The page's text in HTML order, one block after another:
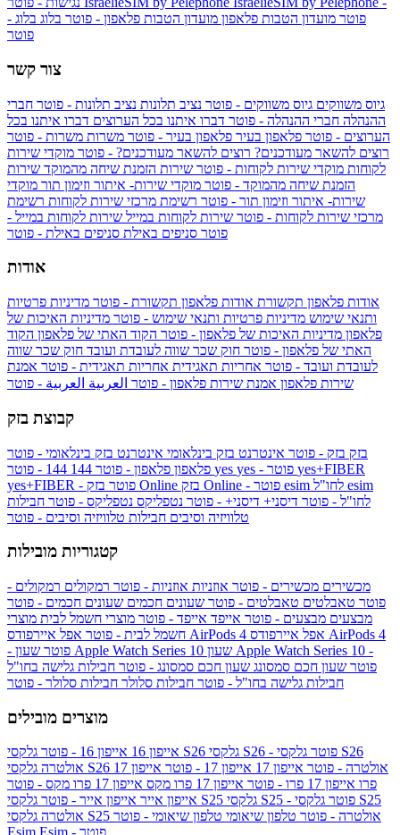
פוטר מועדון הטבות פלאפון מועדון הטבות פלאפון - פוטר בלוג בלוג -
פוטר
צור קשר
גיוס משווקים גיוס משווקים - פוטר נציב תלונות נציב תלונות - פוטר חברי
ההנהלה חברי ההנהלה - פוטר דברו איתנו בכל הערוצים דברו איתנו בכל
הערוצים - פוטר פלאפון בעיר פלאפון בעיר - פוטר משרות משרות - פוטר
רוצים להשאר מעודכנים? רוצים להשאר מעודכנים? - פוטר מוקדי שירות
לקוחות מוקדי שירות לקוחות - פוטר שירות הזמנת שיחה מהמוקד שירות
הזמנת שיחה מהמוקד - פוטר מוקדי שירות- איתור וזימון תור מוקדי
שירות- איתור וזימון תור - פוטר רשימת מרכזי שירות לקוחות רשימת
מרכזי שירות לקוחות - פוטר שירות לקוחות במייל שירות לקוחות במייל -
פוטר סניפים באילת סניפים באילת - פוטר
אודות
אודות פלאפון תקשורת אודות פלאפון תקשורת - פוטר מדיניות פרטיות
ותנאי שימוש מדיניות פרטיות ותנאי שימוש - פוטר מדיניות האיכות של
פלאפון מדיניות האיכות של פלאפון - פוטר הקוד האתי של פלאפון הקוד
האתי של פלאפון - פוטר חוק שכר שווה לעובדת ועובד חוק שכר שווה
לעובדת ועובד - פוטר אחריות תאגידית אחריות תאגידית - פוטר אמנת
שירות פלאפון אמנת שירות פלאפון - פוטר العربية العربية - פוטר
קבוצת בזק
בזק בזק - פוטר אינטרנט בזק בינלאומי אינטרנט בזק בינלאומי - פוטר
פלאפון פלאפון - פוטר 144 yes
yes+FIBER
yes+FIBER - פוטר בזק Online
esim
לחו"ל - פוטר דיסני+ דיסני+ - פוטר נטפליקס נטפליקס - פוטר חבילות
טלוויזיה וסיבים חבילות טלוויזיה וסיבים - פוטר
קטגוריות מובילות
מכשירים מכשירים - פוטר אוזניות אוזניות - פוטר רמקולים רמקולים -
פוטר טאבלטים טאבלטים - פוטר שעונים חכמים שעונים חכמים - פוטר
מבצעים מבצעים - פוטר אייפד אייפד - פוטר מוצרי חשמל לבית מוצרי
חשמל לבית - פוטר אפל איירפודס AirPods 4 אפל איירפודס AirPods 4
- פוטר שעון Apple Watch Series 10 שעון Apple Watch Series 10 -
פוטר שעון חכם סמסונג שעון חכם סמסונג - פוטר חבילות גלישה בחו"ל
חבילות גלישה בחו"ל - פוטר חבילות סלולר חבילות סלולר - פוטר
מוצרים מובילים
אייפון 16 אייפון 16 - פוטר גלקסי S26 גלקסי S26 - פוטר גלקסי S26
אולטרה
גלקסי S26 אולטרה - פוטר אייפון 17 אייפון 17 - פוטר
אייפון 17
פרו אייפון 17 פרו - פוטר אייפון 17 פרו מקס
אייפון 17 פרו מקס - פוטר
אייפון אייר אייפון אייר - פוטר גלקסי S25 גלקסי S25 - פוטר גלקסי S25
אולטרה
גלקסי S25 אולטרה - פוטר טלפון שיאומי טלפון שיאומי - פוטר